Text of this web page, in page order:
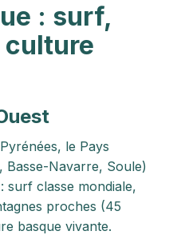
: surf,
culture
le Pays
Basse-Navarre, Soule)
surf classe mondiale,
proches (45
basque vivante.